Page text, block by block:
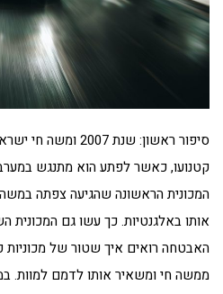
סיפור ראשון: שנת
קטנועו, כאשר לפתע הוא מתנגש
המכונית הראשונה שהגיעה צפתה
אותו באלגנטיות. כך עשו גם המכונית
האבטחה רואים איך שטור של
ממשה חי ומשאיר אותו לדמם למוות.